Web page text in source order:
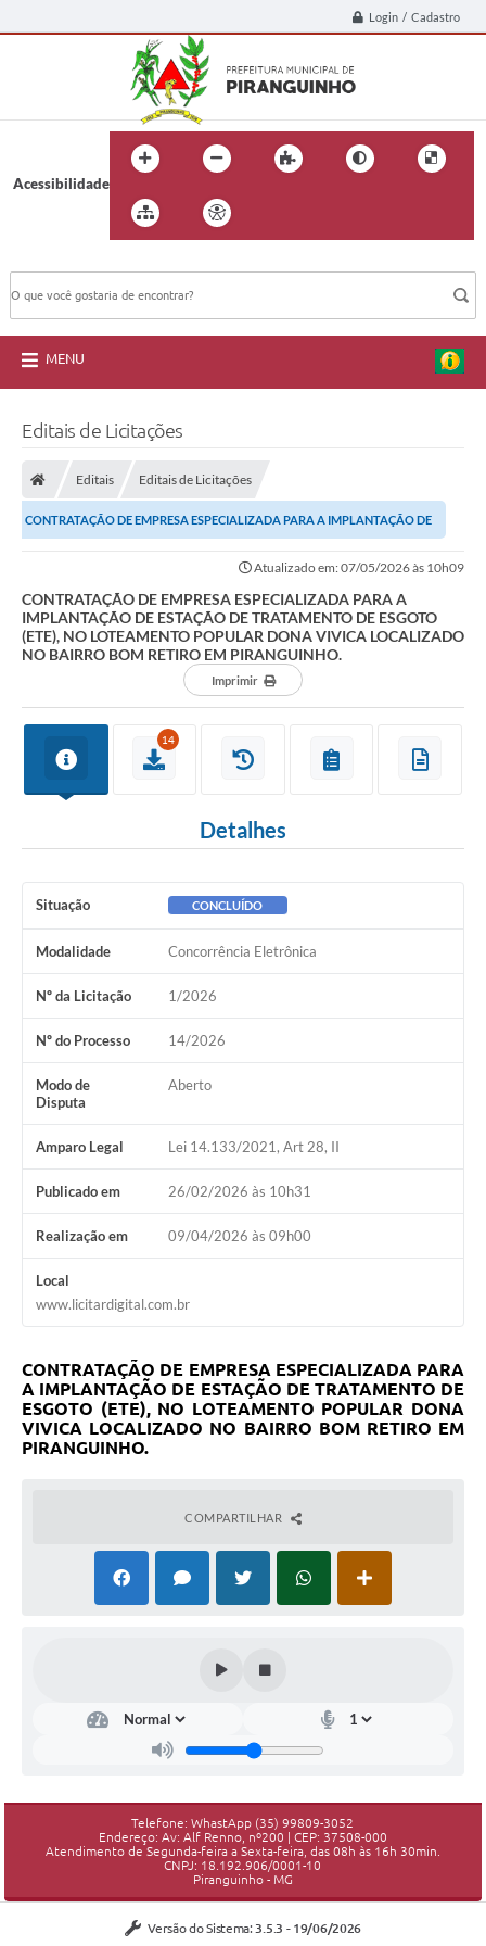
Login / Cadastro
Acessibilidade
MENU
Editais de Licitações
Editais Editais de Licitações
CONTRATAÇÃO DE EMPRESA ESPECIALIZADA PARA A IMPLANTAÇÃO DE
Atualizado em: 07/05/2026 às 10h09
CONTRATAÇÃO DE EMPRESA ESPECIALIZADA PARA A
IMPLANTAÇÃO DE ESTAÇÃO DE TRATAMENTO DE ESGOTO
(ETE), NO LOTEAMENTO POPULAR DONA VIVICA LOCALIZADO
NO BAIRRO BOM RETIRO EM PIRANGUINHO.
Imprimir
14
Detalhes
Situação CONCLUÍDO
Modalidade Concorrência Eletrônica
Nº da Licitação 1/2026
Nº do Processo 14/2026
Modo de
Disputa
Aberto
Amparo Legal Lei 14.133/2021, Art 28, II
Publicado em 26/02/2026 às 10h31
Realização em 09/04/2026 às 09h00
Local
www.licitardigital.com.br
CONTRATAÇÃO DE EMPRESA ESPECIALIZADA PARA
A IMPLANTAÇÃO DE ESTAÇÃO DE TRATAMENTO DE
ESGOTO (ETE), NO LOTEAMENTO POPULAR DONA
VIVICA LOCALIZADO NO BAIRRO BOM RETIRO EM
PIRANGUINHO.
COMPARTILHAR
Telefone: WhastApp (35) 99809-3052
Endereço: Av: Alf Renno, nº200 | CEP: 37508-000
Atendimento de Segunda-feira a Sexta-feira, das 08h às 16h 30min.
CNPJ: 18.192.906/0001-10
Piranguinho - MG
Versão do Sistema: 3.5.3 - 19/06/2026